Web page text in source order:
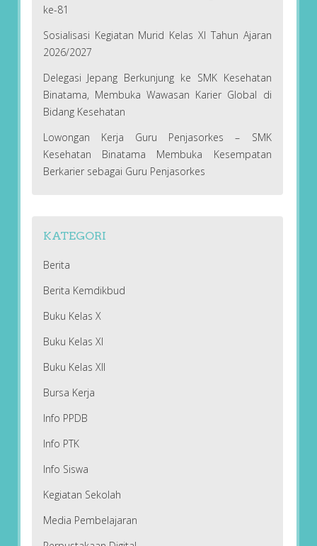
ke-81
Sosialisasi Kegiatan Murid Kelas XI Tahun Ajaran
2026/2027
Delegasi Jepang Berkunjung ke SMK Kesehatan
Binatama, Membuka Wawasan Karier Global di
Bidang Kesehatan
Lowongan Kerja Guru Penjasorkes – SMK
Kesehatan Binatama Membuka Kesempatan
Berkarier sebagai Guru Penjasorkes
KATEGORI
Berita
Berita Kemdikbud
Buku Kelas X
Buku Kelas XI
Buku Kelas XII
Bursa Kerja
Info PPDB
Info PTK
Info Siswa
Kegiatan Sekolah
Media Pembelajaran